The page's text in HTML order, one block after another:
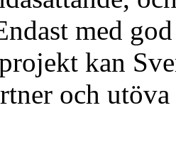
med
kan
och